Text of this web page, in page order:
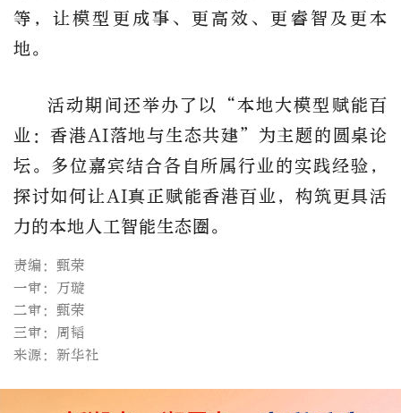
等，让模型更成事、更高效、更睿智及更本
地。
活动期间还举办了以“本地大模型赋能百
业：香港AI落地与生态共建”为主题的圆桌论
坛。多位嘉宾结合各自所属行业的实践经验，
探讨如何让AI真正赋能香港百业，构筑更具活
力的本地人工智能生态圈。
责编：甄荣
一审：万璇
二审：甄荣
三审：周韬
来源：新华社